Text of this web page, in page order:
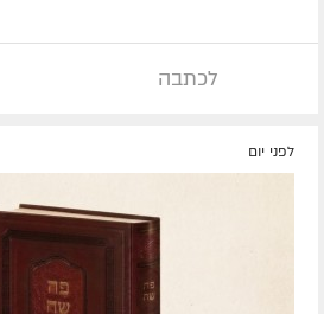
לכתבה
לפני יום